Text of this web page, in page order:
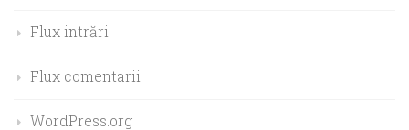
Flux intrări
Flux comentarii
WordPress.org